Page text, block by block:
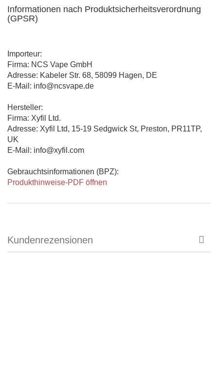
Informationen nach Produktsicherheitsverordnung
(GPSR)
Importeur:
Firma: NCS Vape GmbH
Adresse: Kabeler Str. 68, 58099 Hagen, DE
E-Mail: info@ncsvape.de
Hersteller:
Firma: Xyfil Ltd.
Adresse: Xyfil Ltd, 15-19 Sedgwick St, Preston, PR11TP,
UK
E-Mail: info@xyfil.com
Gebrauchtsinformationen (BPZ):
Produkthinweise-PDF öffnen
Kundenrezensionen